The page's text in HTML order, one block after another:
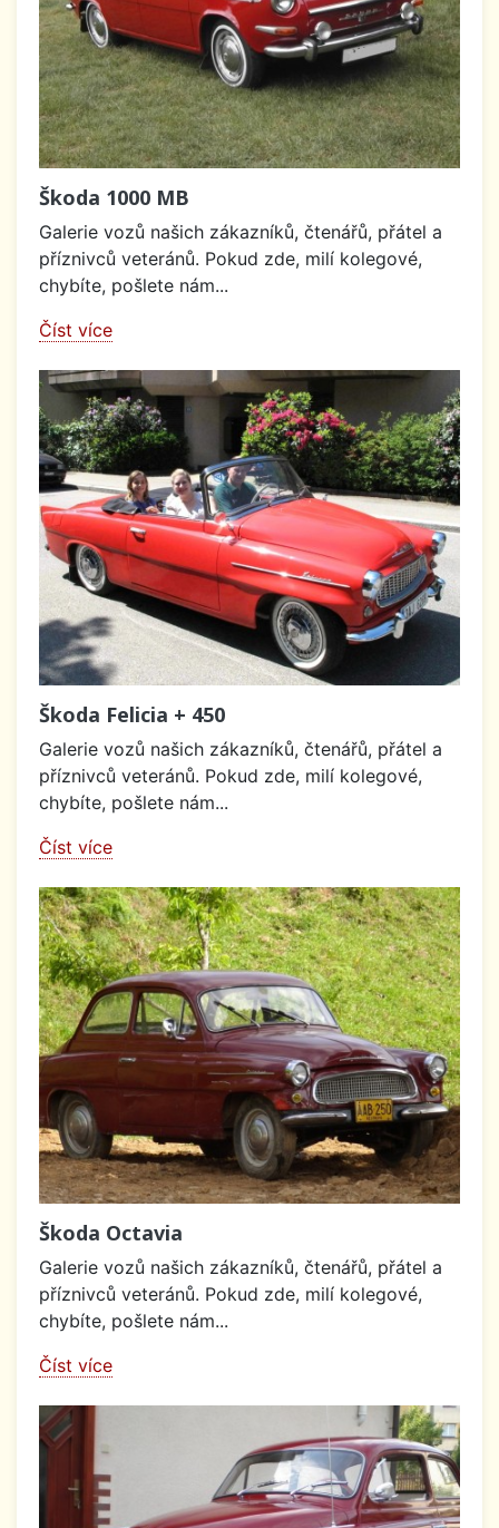
Škoda 1000 MB
Galerie vozů našich zákazníků, čtenářů, přátel a
příznivců veteránů. Pokud zde, milí kolegové,
chybíte, pošlete nám...
Číst více
Škoda Felicia + 450
Galerie vozů našich zákazníků, čtenářů, přátel a
příznivců veteránů. Pokud zde, milí kolegové,
chybíte, pošlete nám...
Číst více
Škoda Octavia
Galerie vozů našich zákazníků, čtenářů, přátel a
příznivců veteránů. Pokud zde, milí kolegové,
chybíte, pošlete nám...
Číst více